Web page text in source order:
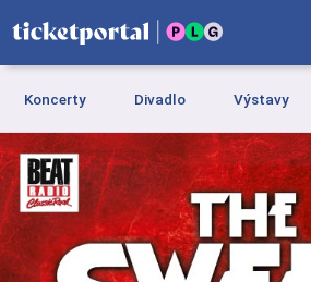
Koncerty Divadlo Výstavy